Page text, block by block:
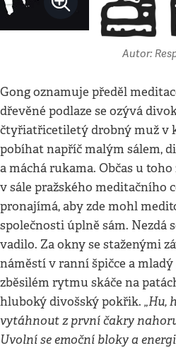
Autor:
Gong oznamuje předěl
dřevěné podlaze se ozývá
čtyřiatřicetiletý drobný muž v
pobíhat napříč malým sálem,
a máchá rukama. Občas u
v sále pražského meditačního
pronajímá, aby zde mohl
společnosti úplně sám. Nezdá
vadilo. Za okny se staženými
náměstí v ranní špičce a
zběsilém rytmu skáče na
hluboký divošský pokřik. „Hu,
vytáhnout z první čakry
Uvolní se emoční bloky a